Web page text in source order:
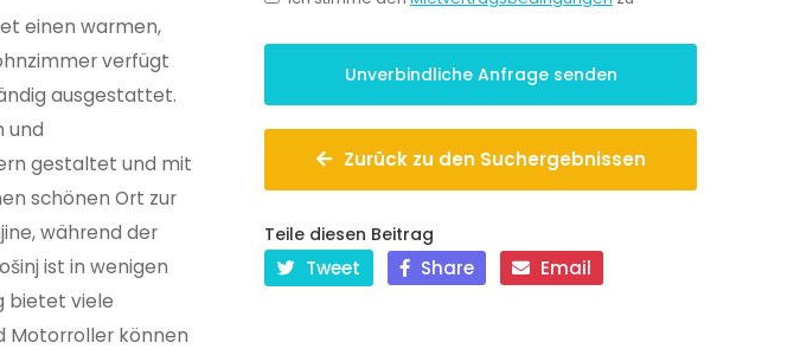
einen warmen,
verfügt
ausgestattet.
und
gestaltet und mit
schönen Ort zur
während der
ist in wenigen
bietet viele
Motorroller können
Zurück zu den Suchergebnissen
Teile diesen Beitrag
Tweet Share Email